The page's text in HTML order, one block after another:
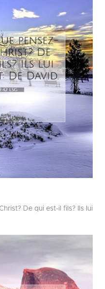
De qui est-il fils? Ils lui